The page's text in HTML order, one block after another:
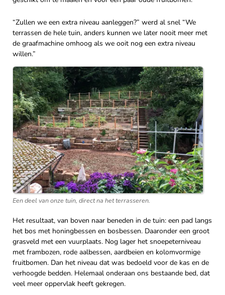
“Zullen we een extra niveau aanleggen?” werd al snel “We
terrassen de hele tuin, anders kunnen we later nooit meer met
de graafmachine omhoog als we ooit nog een extra niveau
willen.”
Een deel van onze tuin, direct na het terrasseren.
Het resultaat, van boven naar beneden in de tuin: een pad langs
het bos met honingbessen en bosbessen. Daaronder een groot
grasveld met een vuurplaats. Nog lager het snoepeterniveau
met frambozen, rode aalbessen, aardbeien en kolomvormige
fruitbomen. Dan het niveau dat was bedoeld voor de kas en de
verhoogde bedden. Helemaal onderaan ons bestaande bed, dat
veel meer oppervlak heeft gekregen.